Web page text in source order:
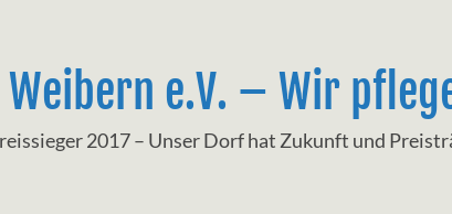
e.V. – Wir
2017 – Unser Dorf hat Zukunft und